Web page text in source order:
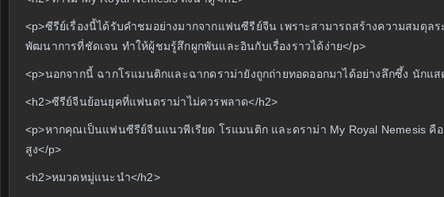
<p>ซีรีย์เรื่องนี้ได้รับคำชมอย่างมากจากแฟนซีรีย์จีน เพราะสามารถสร้างความสมดุ
พัฒนาการที่ชัดเจน ทำให้ผู้ชมรู้สึกผูกพันและอินกับเรื่องราวได้ง่าย</p>
<p>นอกจากนี้ ฉากโรแมนติกและฉากดราม่ายังถูกถ่ายทอดออกมาได้อย่างลึกซึ้ง นัก
<h2>ซีรีย์จีนย้อนยุคที่แฟนดราม่าไม่ควรพลาด</h2>
<p>หากคุณเป็นแฟนซีรีย์จีนแนวพีเรียด โรแมนติก และดราม่า My Royal Nemesis
สูง</p>
<h2>หมวดหมู่แนะนำ</h2>